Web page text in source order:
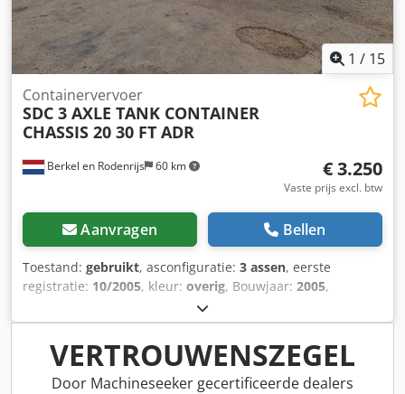
Dwjdpszhgt Refx Akwja Laden en transport kunnen worden
georganiseerd. Alleen serieuze en correcte aanvragen met
vermelding van naam, e-mailadres en telefoonnummer
worden beantwoord.
1 / 15
Berkel en Rodenrijs 60 km
Containervervoer
SDC 3 AXLE TANK CONTAINER
CHASSIS 20 30 FT ADR
€ 3.250
Vaste prijs excl. btw
Aanvragen Bellen
Toestand: gebruikt, asconfiguratie: 3 assen, eerste
registratie: 10/2005, kleur: overig, Bouwjaar: 2005,
Leeggewicht: 3.750 kg Djdpfxjucxu Ij Akwewa As 1: links 12
mm rechts 7 mm As 2: links 4 mm rechts 6 mm As 3: links
10 mm rechts 10 mm We hebben de mogelijkheid om
aanhangers te stapelen!
VERTROUWENSZEGEL
Door Machineseeker gecertificeerde dealers